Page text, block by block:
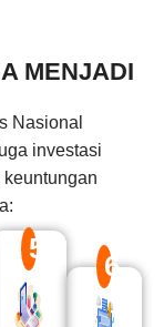
MENJADI
Nasional
investasi
5
6